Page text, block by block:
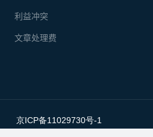
利益冲突
文章处理费
京ICP备11029730号-1